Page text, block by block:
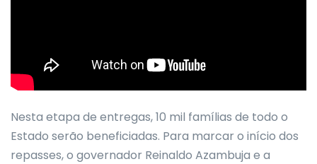
Nesta etapa de entregas, 10 mil famílias de todo o
Estado serão beneficiadas. Para marcar o início dos
repasses, o governador Reinaldo Azambuja e a